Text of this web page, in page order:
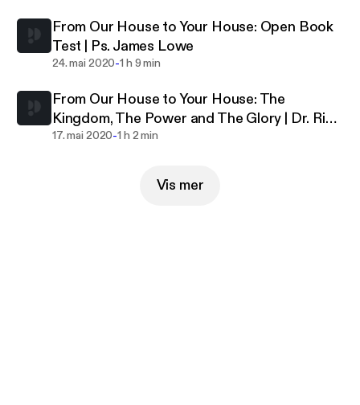
From Our House to Your House: Open Book
Test | Ps. James Lowe
24. mai 2020-1 h 9 min
From Our House to Your House: The
Kingdom, The Power and The Glory | Dr. Rice
Broocks
17. mai 2020-1 h 2 min
Vis mer